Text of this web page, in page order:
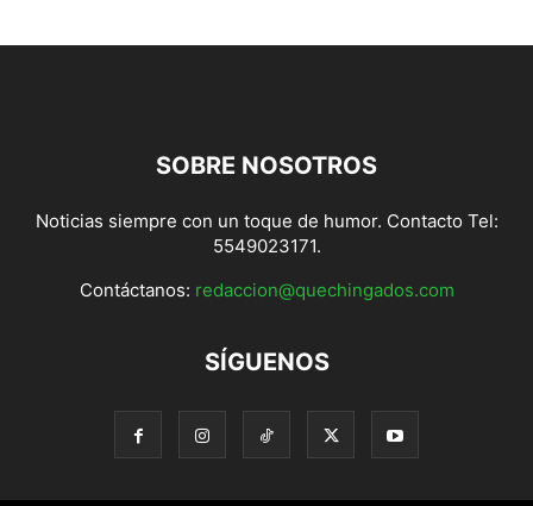
SOBRE NOSOTROS
Noticias siempre con un toque de humor. Contacto Tel:
5549023171.
Contáctanos: redaccion@quechingados.com
SÍGUENOS